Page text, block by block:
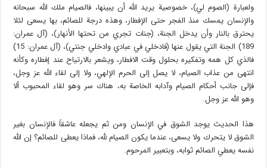
ولعبارة (الصوم لي)، خصوصية يريد الله أن يبينها، فالصيام ملك الله سبحانه
والإنسان يمسك منذ الفجر حتى الإفطار، وهذه درجة للصائم، بها يسعى لئلا
يحترق بالنار وأن يدخل الجنة، (جنات تجري من تحتها الأنهار)، (آل عمران:
189) الجنة التي يقول عنها (فادخلي في عبادي وادخلي جنتي)، (آل عمران: 15)
فالذي كل همه وتفكيره بحلول وقت الافطار، ويشعر بالارتياح عند إفطاره وكأنه
انتهى من عذاب الصيام، لا يصل إلى الحرم الإلهي، ولا إلى لقاء الله عز وجل،
فإلى جانب أحكام الصيام وآدابه الخاصة به، هناك سر وهو لقاء المحبوب ألا
وهو الله عز وجل.
هذا الحديث يوجد الشوق في الإنسان ومن ثم يجعله عاشقاً فالإنسان بغير
الشوق لا يتحرك ولا يسعى، عندما يكون الصيام لله، فماذا يعطى للصائم؟ إن الله
نفسه يعطي الصائم ثوابه، وبتعبير المرحوم.